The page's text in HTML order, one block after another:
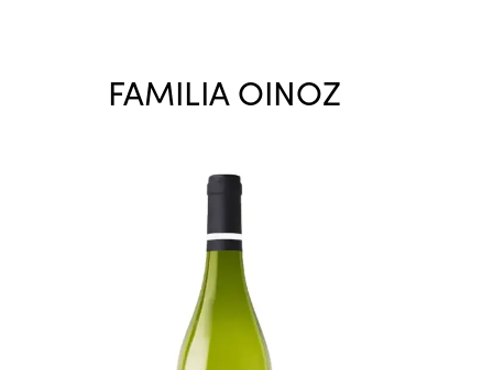
FAMILIA OINOZ